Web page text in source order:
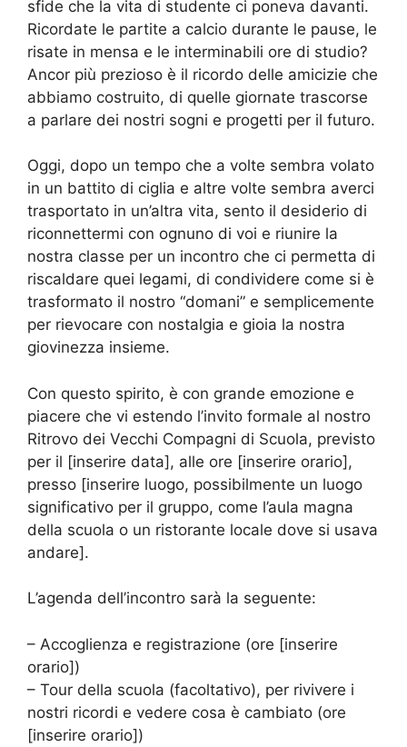
sfide che la vita di studente ci poneva davanti.
Ricordate le partite a calcio durante le pause, le
risate in mensa e le interminabili ore di studio?
Ancor più prezioso è il ricordo delle amicizie che
abbiamo costruito, di quelle giornate trascorse
a parlare dei nostri sogni e progetti per il futuro.
Oggi, dopo un tempo che a volte sembra volato
in un battito di ciglia e altre volte sembra averci
trasportato in un’altra vita, sento il desiderio di
riconnettermi con ognuno di voi e riunire la
nostra classe per un incontro che ci permetta di
riscaldare quei legami, di condividere come si è
trasformato il nostro “domani” e semplicemente
per rievocare con nostalgia e gioia la nostra
giovinezza insieme.
Con questo spirito, è con grande emozione e
piacere che vi estendo l’invito formale al nostro
Ritrovo dei Vecchi Compagni di Scuola, previsto
per il [inserire data], alle ore [inserire orario],
presso [inserire luogo, possibilmente un luogo
significativo per il gruppo, come l’aula magna
della scuola o un ristorante locale dove si usava
andare].
L’agenda dell’incontro sarà la seguente:
– Accoglienza e registrazione (ore [inserire
orario])
– Tour della scuola (facoltativo), per rivivere i
nostri ricordi e vedere cosa è cambiato (ore
[inserire orario])